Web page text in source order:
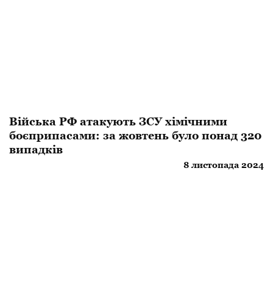
​Війська РФ атакують ЗСУ хімічними
боєприпасами: за жовтень було понад 320
випадків
8 листопада 2024